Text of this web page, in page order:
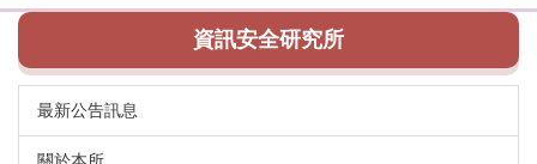
資訊安全研究所
最新公告訊息